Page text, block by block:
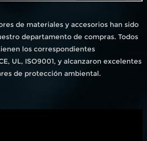
de materiales y accesorios han sido
departamento de compras. Todos
los correspondientes
UL, ISO9001, y alcanzaron excelentes
de protección ambiental.